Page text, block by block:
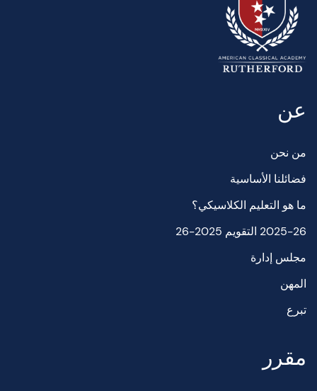
عن
من نحن
فضائلنا الأساسية
ما هو التعليم الكلاسيكي؟
2025-26 التقويم 2025-26
مجلس إدارة
المهن
تبرع
مقرر